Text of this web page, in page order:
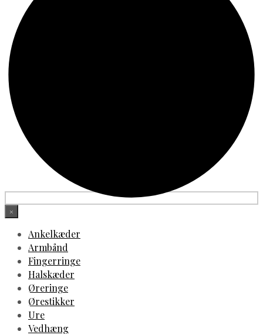
×
Ankelkæder
Armbånd
Fingerringe
Halskæder
Øreringe
Ørestikker
Ure
Vedhæng